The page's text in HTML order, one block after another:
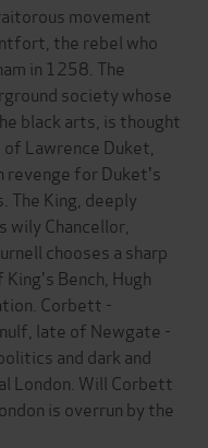
movement
the rebel who
in 1258. The
society whose
black arts, is thought
Lawrence Duket,
revenge for Duket's
The King, deeply
Chancellor,
chooses a sharp
Bench, Hugh
Corbett -
late of Newgate -
and dark and
London. Will Corbett
is overrun by the